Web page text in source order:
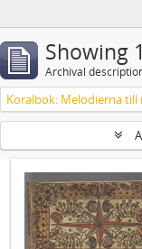
Showing
Archival